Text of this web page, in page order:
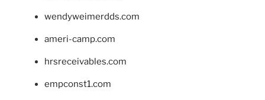
wendyweimerdds.com
ameri-camp.com
hrsreceivables.com
empconst1.com